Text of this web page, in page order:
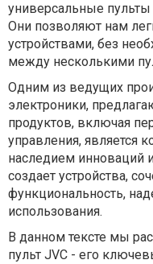
универсальные
Они позволяют нам
устройствами, без
между несколькими
Одним из ведущих
электроники,
продуктов, включая
управления, является
наследием инноваций
создает устройства,
функциональность,
использования.
В данном тексте мы
пульт JVC - его